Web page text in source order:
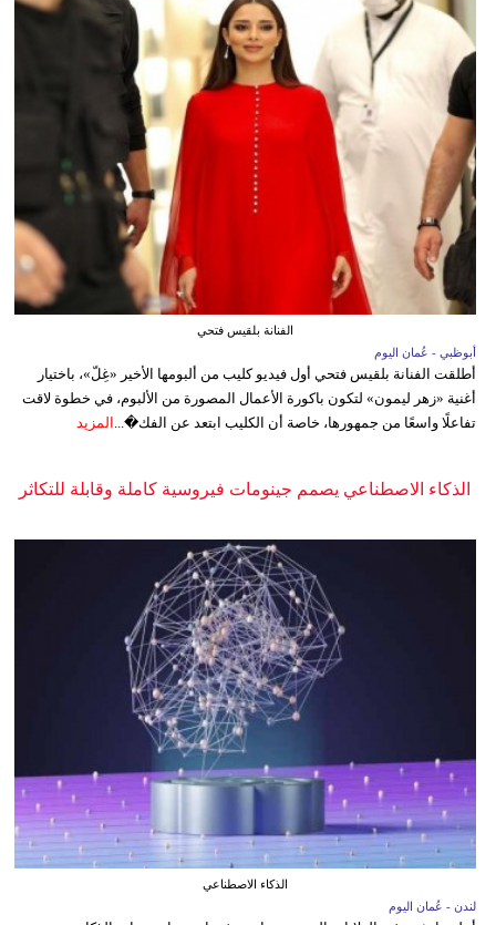
الفنانة بلقيس فتحي
أبوظبي - عُمان اليوم
أطلقت الفنانة بلقيس فتحي أول فيديو كليب من ألبومها الأخير «غِلّ»، باختيار
أغنية «زهر ليمون» لتكون باكورة الأعمال المصورة من الألبوم، في خطوة لاقت
تفاعلًا واسعًا من جمهورها، خاصة أن الكليب ابتعد عن الفك�... المزيد
الذكاء الاصطناعي يصمم جينومات فيروسية كاملة وقابلة للتكاثر
الذكاء الاصطناعي
لندن - عُمان اليوم